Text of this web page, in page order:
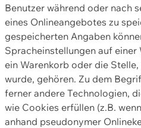
Benutzer während oder nach
eines Onlineangebotes zu
gespeicherten Angaben
Spracheinstellungen auf
ein Warenkorb oder die
wurde, gehören. Zu dem
ferner andere Technologien,
wie Cookies erfüllen (z.B.
anhand pseudonymer